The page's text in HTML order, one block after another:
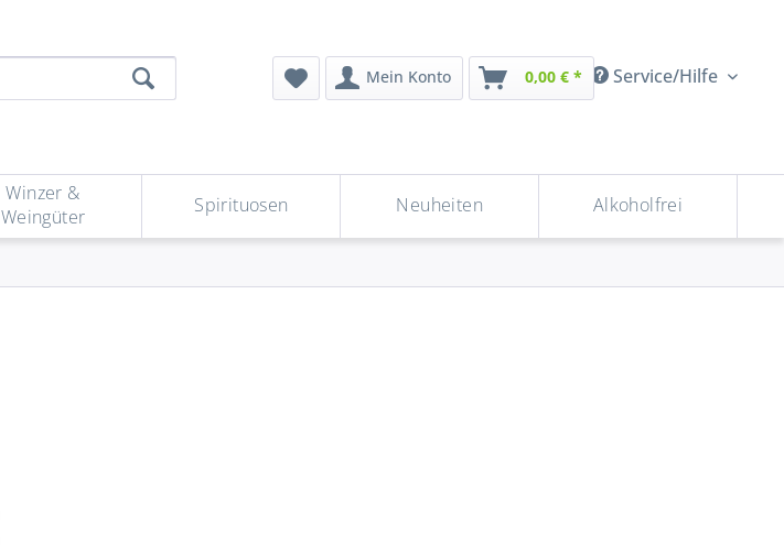
Service/Hilfe
Mein Konto 0,00 € *
Winzer &
Weingüter
Spirituosen Neuheiten Alkoholfrei